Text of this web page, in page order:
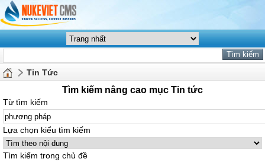
Tin Tức
Tìm kiếm nâng cao mục Tin tức
Từ tìm kiếm
Lựa chọn kiểu tìm kiếm
Tìm kiếm trong chủ đề